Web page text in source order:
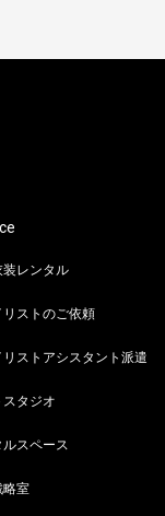
装レンタル
リストのご依頼
リストアシスタント派遣
スタジオ
ルスペース
略室